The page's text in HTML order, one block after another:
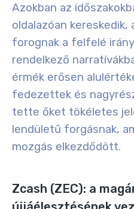
Azokban az
oldalazóan kereskedik,
forognak a felfelé
rendelkező
érmék erősen
fedezettek és
tette őket tökéletes
lendületű forgásnak,
mozgás elkezdődött.
Zcash (ZEC): a